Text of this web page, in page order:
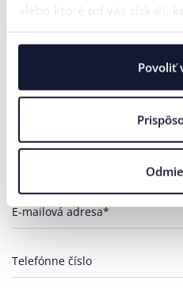
alebo ktoré od vás získali,
Povoliť
Potrebujete
E-mailová adresa*
Telefónne číslo